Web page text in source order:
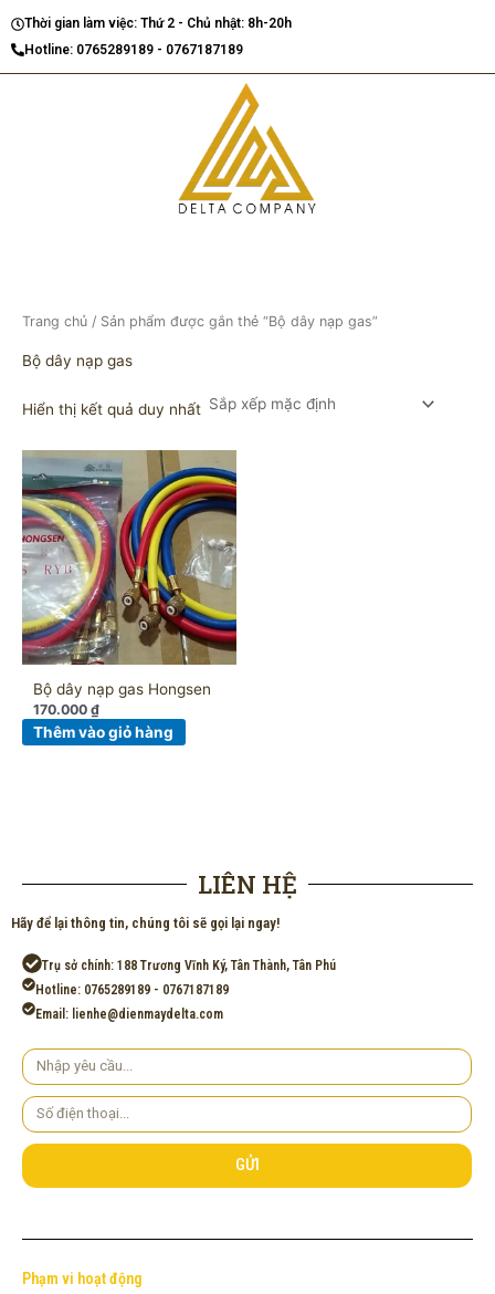
tới
nội
Thời gian làm việc: Thứ 2 - Chủ nhật: 8h-20h
Hotline: 0765289189 - 0767187189
Trang chủ / Sản phẩm được gắn thẻ “Bộ dây nạp gas”
Bộ dây nạp gas
Hiển thị kết quả duy nhất
Bộ dây nạp gas Hongsen
170.000 ₫
Thêm vào giỏ hàng
LIÊN HỆ
Hãy để lại thông tin, chúng tôi sẽ gọi lại ngay!
Trụ sở chính: 188 Trương Vĩnh Ký, Tân Thành, Tân Phú
Hotline: 0765289189 - 0767187189
Email: lienhe@dienmaydelta.com
Yêu
cầu
Số
điện
thoại
GỬI
Phạm vi hoạt động